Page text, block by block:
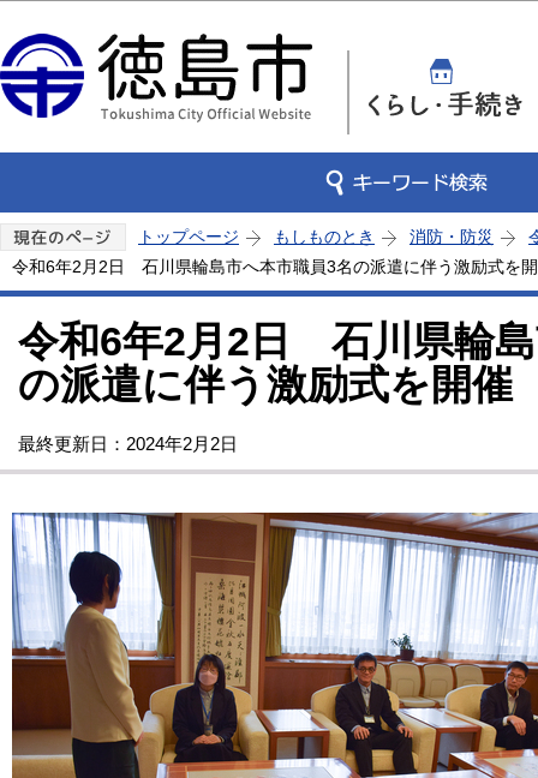
トップページ もしものとき 消防・防災
令和6年2月2日 石川県輪島市へ本市職員3名の派遣に伴う激励式を
令和6年2月2日 石川県輪
の派遣に伴う激励式を開催
最終更新日：2024年2月2日